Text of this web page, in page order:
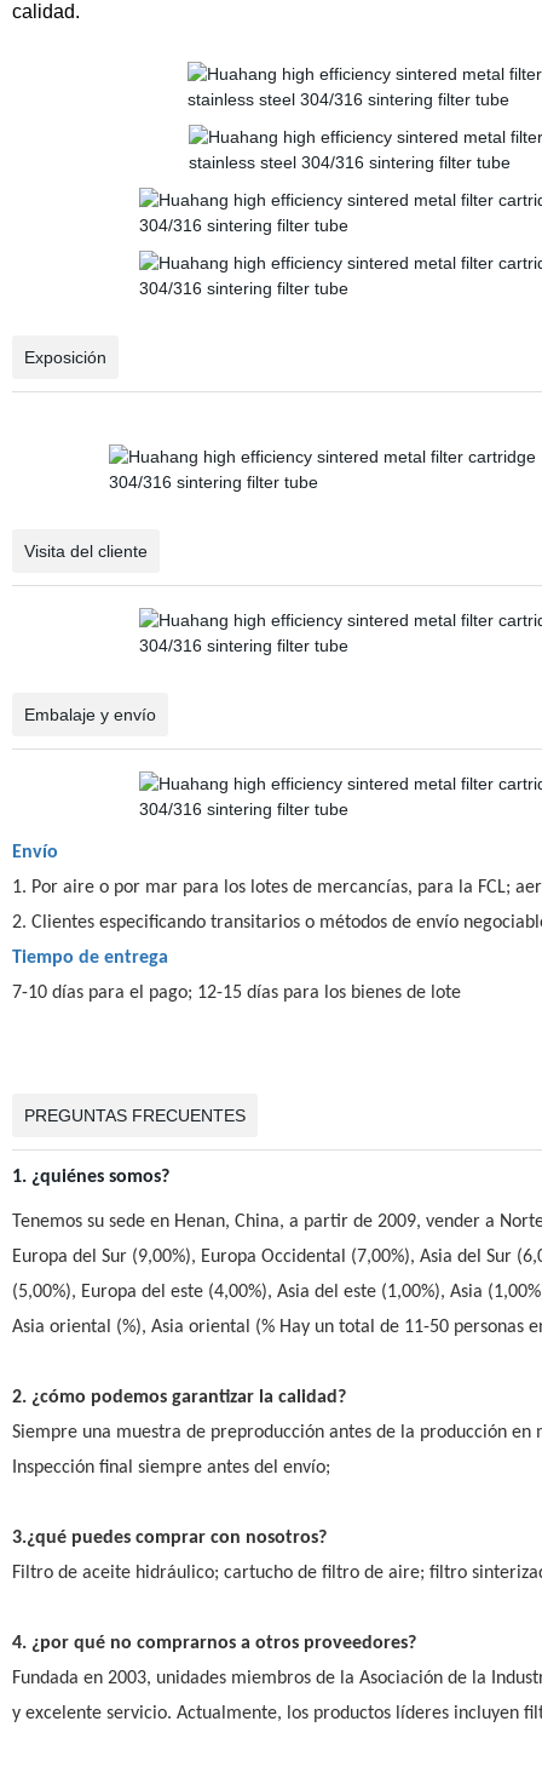
calidad.
Exposición
Visita del cliente
Embalaje y envío
Envío
1. Por aire o por mar para los lotes de mercancías, para la FCL;
2. Clientes especificando transitarios o métodos de envío
Tiempo de entrega
7-10 días para el pago; 12-15 días para los bienes de lote
PREGUNTAS FRECUENTES
1. ¿quiénes somos?
Tenemos su sede en Henan, China, a partir de 2009, vender a
Europa del Sur (9,00%), Europa Occidental (7,00%), Asia del Sur
(5,00%), Europa del este (4,00%), Asia del este (1,00%), Asia
Asia oriental (%), Asia oriental (% Hay un total de 11-50 personas
2. ¿cómo podemos garantizar la calidad?
Siempre una muestra de preproducción antes de la producción en
Inspección final siempre antes del envío;
3.¿qué puedes comprar con nosotros?
Filtro de aceite hidráulico; cartucho de filtro de aire; filtro
4. ¿por qué no comprarnos a otros proveedores?
Fundada en 2003, unidades miembros de la Asociación de la
y excelente servicio. Actualmente, los productos líderes incluyen